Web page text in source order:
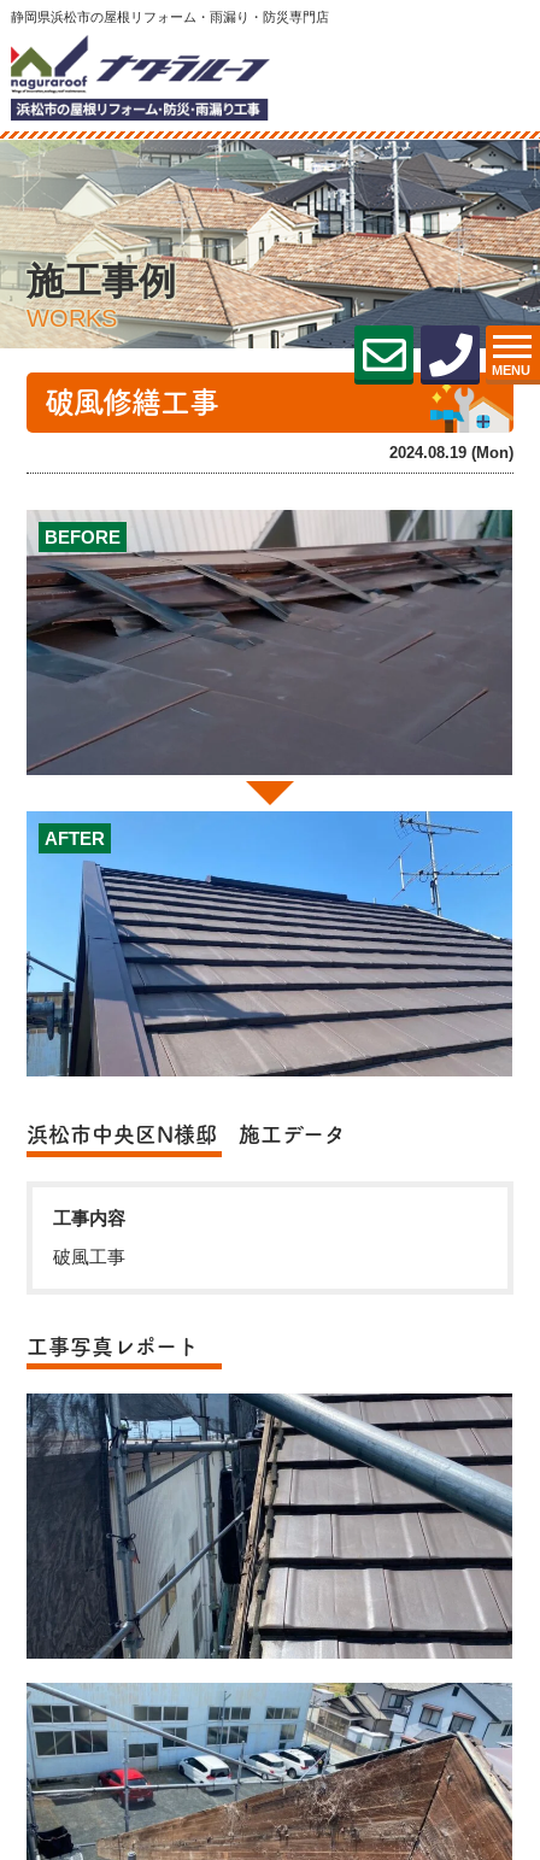
静岡県浜松市の屋根リフォーム・雨漏り・防災専門店
MENU
施工事例
WORKS
破風修繕工事
2024.08.19 (Mon)
BEFORE
AFTER
浜松市中央区N様邸 施工データ
工事内容
破風工事
工事写真レポート